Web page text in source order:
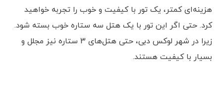
هزینه‌ای کمتر، یک تور با کیفیت و خوب را تجربه خواهید
کرد. حتی اگر این تور با یک هتل سه ستاره خوب بسته شود.
زیرا در شهر لوکس دبی، حتی هتل‌های 3 ستاره نیز مجلل و
بسیار با کیفیت هستند.